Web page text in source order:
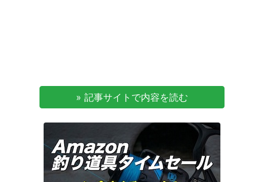
» 記事サイトで内容を読む